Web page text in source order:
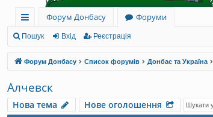
ви
дк
и
й
до
Форум Донбасу
Форуми
Пошук Вхід Реєстрація
Форум Донбасу Список форумів Донбас та Україна
Алчевск
Нова тема Нове оголошення